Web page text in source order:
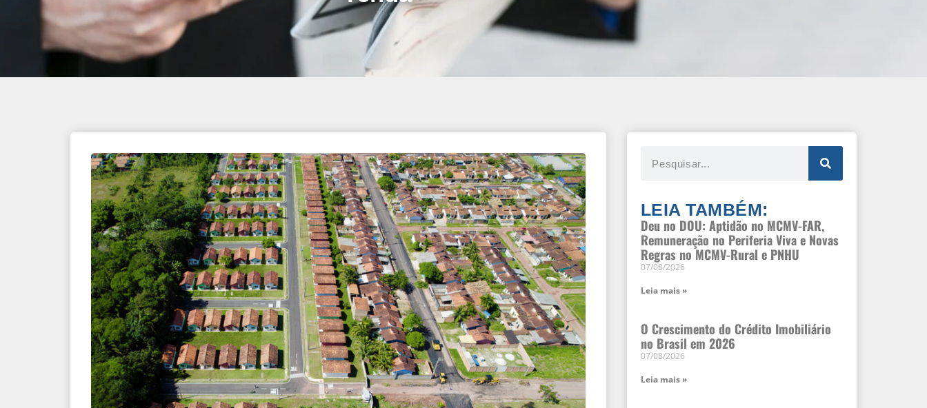
LEIA TAMBÉM:
Deu no DOU: Aptidão no MCMV-FAR,
Remuneração no Periferia Viva e Novas
Regras no MCMV-Rural e PNHU
07/08/2026
Leia mais »
O Crescimento do Crédito Imobiliário
no Brasil em 2026
07/08/2026
Leia mais »